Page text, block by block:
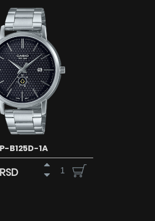
B125D-1A